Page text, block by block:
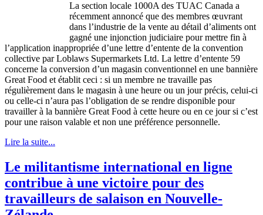
La section locale 1000A des TUAC Canada a
récemment annoncé que des membres œuvrant
dans l’industrie de la vente au détail d’aliments ont
gagné une injonction judiciaire pourmettre fin à
l’application inappropriée d’une lettre d’entente de la convention
collective parLoblaws Supermarkets Ltd. La lettre d’entente 59
concerne la conversion d’un magasin conventionnel en une bannière
Great Food et établit ceci : si un membre ne travaille pas
régulièrement dans le magasin à une heure ou un jourprécis, celui-ci
ou celle-ci n’aura pas l’obligation de se rendre disponible pour
travailler à la bannière Great Food à cette heure ou en ce joursi c’est
pourune raison valable et non une préférence personnelle.
Lire la suite...
Le militantisme international en ligne
contribue à une victoire pour des
travailleurs de salaison en Nouvelle-